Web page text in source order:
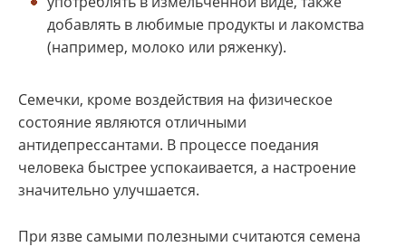
добавлять в любимые продукты и лакомства
(например, молоко или ряженку).
Семечки, кроме воздействия на физическое
состояние являются отличными
антидепрессантами. В процессе поедания
человека быстрее успокаивается, а настроение
значительно улучшается.
При язве самыми полезными считаются семена